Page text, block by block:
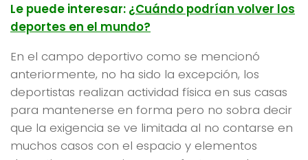
Le puede interesar: ¿Cuándo podrían volver los
deportes en el mundo?
En el campo deportivo como se mencionó
anteriormente, no ha sido la excepción, los
deportistas realizan actividad física en sus casas
para mantenerse en forma pero no sobra decir
que la exigencia se ve limitada al no contarse en
muchos casos con el espacio y elementos